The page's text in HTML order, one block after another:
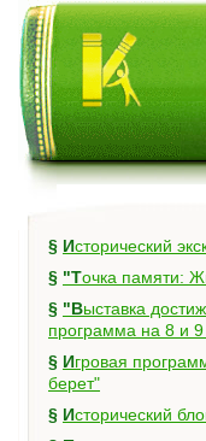
§
Исторический
§
"Точка памяти:
§ "Выставка достижений: Кировский": культурная
программа на 8 и 9
§ Игровая программа "Парашют, тельняшка, голубой
берет"
§
Исторический